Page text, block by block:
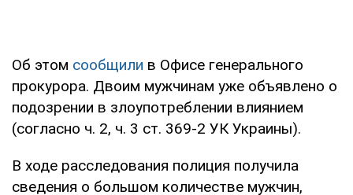
Об этом сообщили в Офисе генерального
прокурора. Двоим мужчинам уже объявлено о
подозрении в злоупотреблении влиянием
(согласно ч. 2, ч. 3 ст. 369-2 УК Украины).
В ходе расследования полиция получила
сведения о большом количестве мужчин,